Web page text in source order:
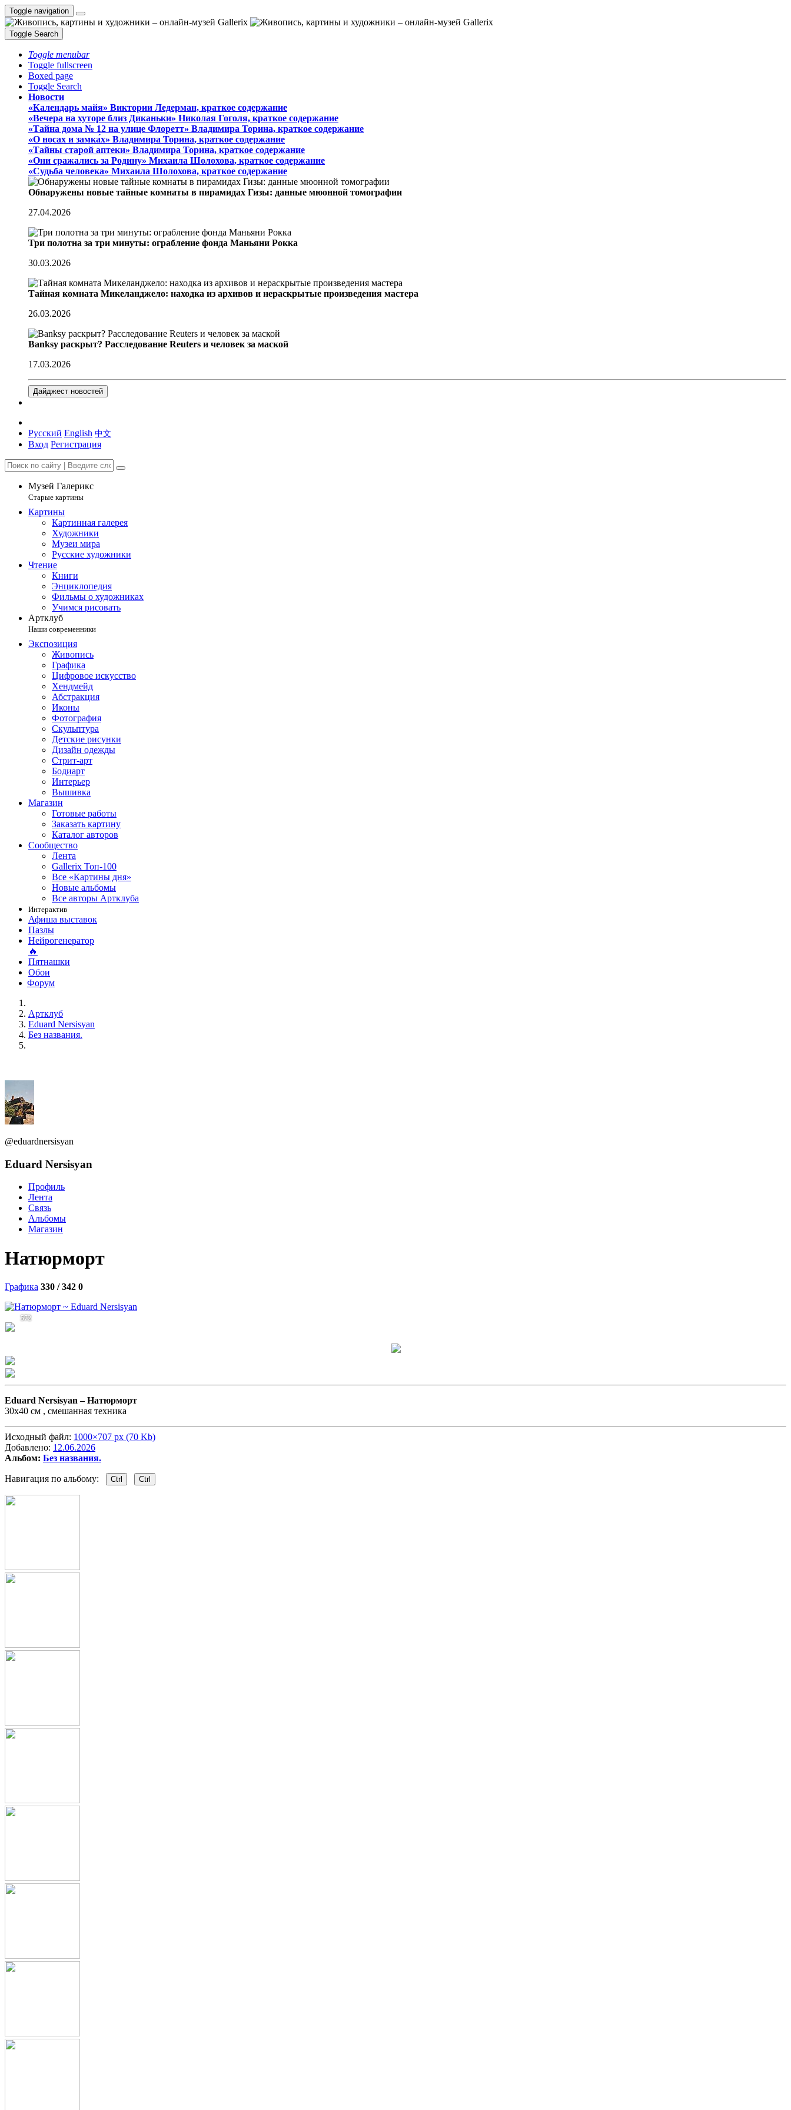
Toggle navigation
Toggle Search
Toggle menubar
Toggle fullscreen
Boxed page
Toggle Search
Новости
«Календарь майя» Виктории Ледерман, краткое содержание
«Вечера на хуторе близ Диканьки» Николая Гоголя, краткое содержание
«Тайна дома № 12 на улице Флоретт» Владимира Торина, краткое содержание
«О носах и замка́х» Владимира Торина, краткое содержание
«Тайны старой аптеки» Владимира Торина, краткое содержание
«Они сражались за Родину» Михаила Шолохова, краткое содержание
«Судьба человека» Михаила Шолохова, краткое содержание
Обнаружены новые тайные комнаты в пирамидах Гизы: данные мюонной томографии
27.04.2026
Три полотна за три минуты: ограбление фонда Маньяни Рокка
30.03.2026
Тайная комната Микеланджело: находка из архивов и нераскрытые произведения мастера
26.03.2026
Banksy раскрыт? Расследование Reuters и человек за маской
17.03.2026
Дайджест новостей
Русский English 中文
Вход Регистрация
Музей Галерикс
Старые картины
Картины
Картинная галерея
Художники
Музеи мира
Русские художники
Чтение
Книги
Энциклопедия
Фильмы о художниках
Учимся рисовать
Артклуб
Наши современники
Экспозиция
Живопись
Графика
Цифровое искусство
Хендмейд
Абстракция
Иконы
Фотография
Скульптура
Детские рисунки
Дизайн одежды
Стрит-арт
Бодиарт
Интерьер
Вышивка
Магазин
Готовые работы
Заказать картину
Каталог авторов
Сообщество
Лента
Gallerix Топ-100
Все «Картины дня»
Новые альбомы
Все авторы Артклуба
Интерактив
Афиша выставок
Пазлы
Нейрогенератор
🔥
Пятнашки
Обои
Форум
Артклуб
Eduard Nersisyan
Без названия.
@eduardnersisyan
Eduard Nersisyan
Профиль
Лента
Связь
Альбомы
Магазин
Натюрморт
Графика 330 / 342 0
572
Eduard Nersisyan –Натюрморт
30x40 см , смешанная техника
Исходный файл: 1000×707 px (70 Kb)
Добавлено: 12.06.2026
Альбом: Без названия.
Навигация по альбому: Ctrl Ctrl